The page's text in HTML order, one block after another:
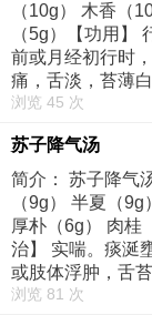
（10g） 木香（
（5g）【功用】
前或月经初行时
痛，舌淡，苔薄
浏览 45 次
苏子降气汤
简介： 苏子降气
（9g） 半夏（
厚朴（6g） 肉桂
治】 实喘。痰涎
或肢体浮肿，舌
浏览 81 次